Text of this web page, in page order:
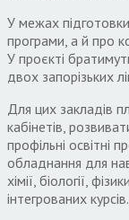
У межах
програми, а й про
У проєкті
двох запорізьких
Для цих закладів
кабінетів,
профільні освітні
обладнання для
хімії, біології,
інтегрованих курсів.